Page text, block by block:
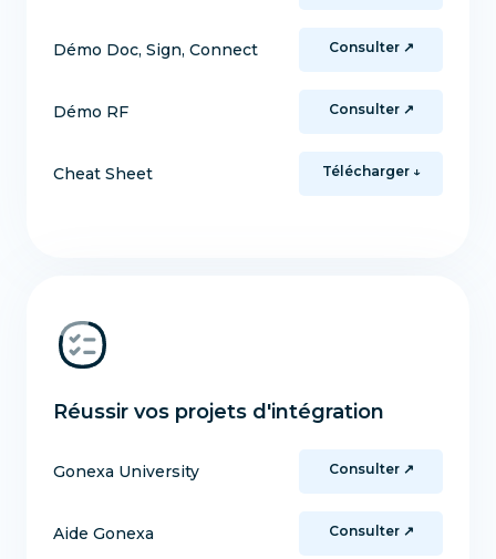
Démo Doc, Sign, Connect Consulter ↗
Démo RF Consulter ↗
Cheat Sheet Télécharger ↓
Réussir vos projets d'intégration
Gonexa University Consulter ↗
Aide Gonexa Consulter ↗